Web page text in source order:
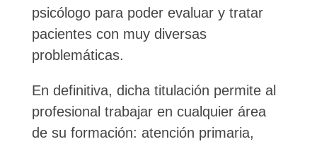
psicólogo para poder evaluar y tratar
pacientes con muy diversas
problemáticas.
En definitiva, dicha titulación permite al
profesional trabajar en cualquier área
de su formación: atención primaria,